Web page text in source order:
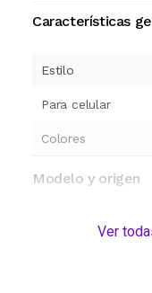
Características
Estilo
Para celular
Colores
Modelo y origen
Ver